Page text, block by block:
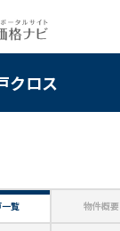
クロス
覧 物件概要